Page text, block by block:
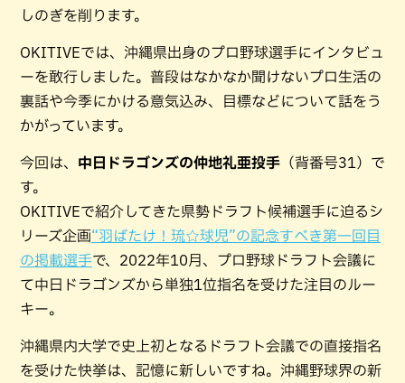
しのぎを削ります。
OKITIVEでは、沖縄県出身のプロ野球選手にインタビュ
ーを敢行しました。普段はなかなか聞けないプロ生活の
裏話や今季にかける意気込み、目標などについて話をう
かがっています。
今回は、 中日ドラゴンズの仲地礼亜投手 （背番号31）で
す。
OKITIVEで紹介してきた県勢ドラフト候補選手に迫るシ
リーズ企画“羽ばたけ！琉☆球児”の記念すべき第一回目
の掲載選手で、2022年10月、プロ野球ドラフト会議に
て中日ドラゴンズから単独1位指名を受けた注目のルー
キー。
沖縄県内大学で史上初となるドラフト会議での直接指名
を受けた快挙は、記憶に新しいですね。沖縄野球界の新